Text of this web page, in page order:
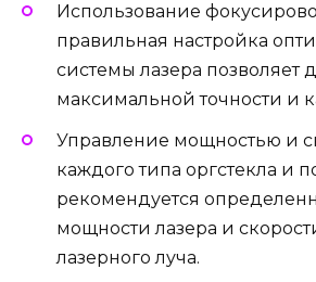
Использование
правильная настройка
системы лазера позволяет
максимальной точности и
Управление мощностью и
каждого типа оргстекла и
рекомендуется
мощности лазера и
лазерного луча.